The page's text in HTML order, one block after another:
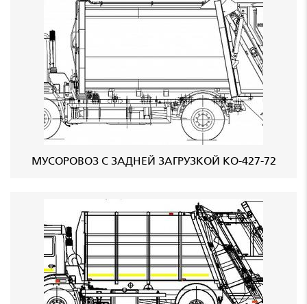
МУСОРОВОЗ С ЗАДНЕЙ ЗАГРУЗКОЙ КО-427-72